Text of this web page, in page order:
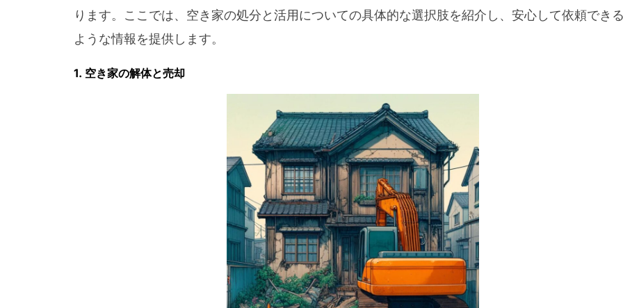
ります。ここでは、空き家の処分と活用についての具体的な選択肢を紹介し、安心して依頼でき
ような情報を提供します。
1. 空き家の解体と売却